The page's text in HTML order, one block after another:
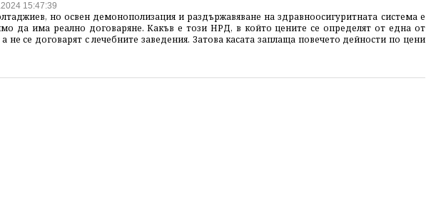
15:47:39
но освен демонополизация и раздържавяване на здравноосигуритната система е
да има реално договаряне. Какъв е този НРД, в който цените се определят от една от
а не се договарят с лечебните заведения. Затова касата заплаща повечето дейности по цени